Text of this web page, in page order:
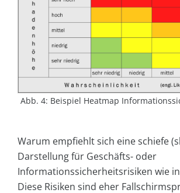
Abb. 4: Beispiel Heatmap
Warum empfiehlt sich eine schiefe
Darstellung für Geschäfts- oder
Informationssicherheitsrisiken wie in
Diese Risiken sind eher